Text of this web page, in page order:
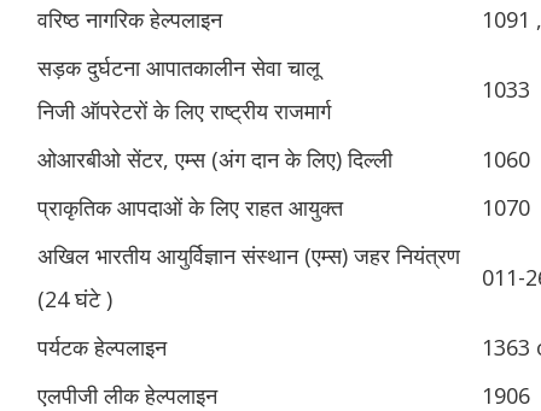
वरिष्ठ नागरिक हेल्पलाइन
1091
सड़क दुर्घटना आपातकालीन सेवा चालू
निजी ऑपरेटरों के लिए राष्ट्रीय राजमार्ग
1033
ओआरबीओ सेंटर, एम्स (अंग दान के लिए) दिल्ली
1060
प्राकृतिक आपदाओं के लिए राहत आयुक्त
1070
अखिल भारतीय आयुर्विज्ञान संस्थान (एम्स) जहर नियंत्रण
(24 घंटे )
011-
पर्यटक हेल्पलाइन
1363
एलपीजी लीक हेल्पलाइन
1906